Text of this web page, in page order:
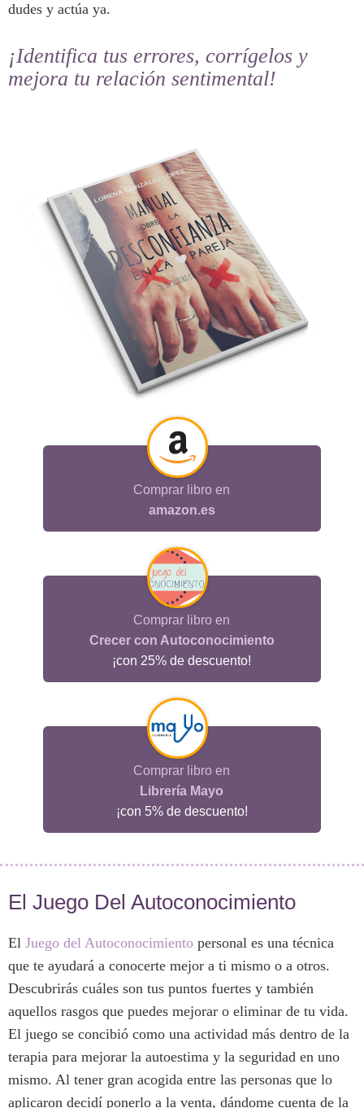
dudes y actúa ya.
¡Identifica tus errores, corrígelos y
mejora tu relación sentimental!
Comprar libro en
amazon.es
Comprar libro en
Crecer con Autoconocimiento
¡con 25% de descuento!
Comprar libro en
Librería Mayo
¡con 5% de descuento!
El Juego Del Autoconocimiento
El Juego del Autoconocimiento personal es una técnica
que te ayudará a conocerte mejor a ti mismo o a otros.
Descubrirás cuáles son tus puntos fuertes y también
aquellos rasgos que puedes mejorar o eliminar de tu vida.
El juego se concibió como una actividad más dentro de la
terapia para mejorar la autoestima y la seguridad en uno
mismo. Al tener gran acogida entre las personas que lo
aplicaron decidí ponerlo a la venta, dándome cuenta de la